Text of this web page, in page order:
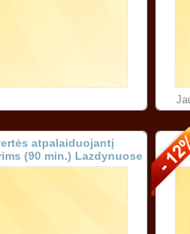
atpalaiduojantį
(90 min.) Lazdynuose